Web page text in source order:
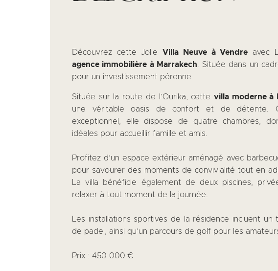
Découvrez cette JolieVilla Neuve à Vendre avec
agence immobilière à Marrakech . Située dans un
pour un investissement pérenne.
Située sur la route de l’Ourika, cette villa moderne à
une véritable oasis de confort et de détente.
exceptionnel, elle dispose de quatre chambres,
idéales pour accueillir famille et amis.
Profitez d’un espace extérieur aménagé avec
pour savourer des moments de convivialité tout en
La villa bénéficie également de deux piscines,
relaxer à tout moment de la journée.
Les installations sportives de la résidence incluent
de padel, ainsi qu’un parcours de golf pour les
Prix : 450 000 €